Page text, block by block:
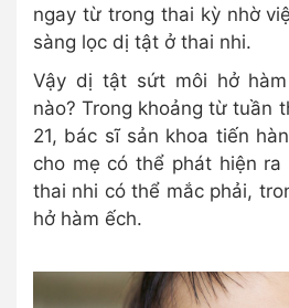
ngay từ trong thai kỳ nhờ
sàng lọc dị tật ở thai nhi.
Vậy dị tật sứt môi hở
nào? Trong khoảng từ tuần
21, bác sĩ sản khoa tiến
cho mẹ có thể phát hiện
thai nhi có thể mắc phải,
hở hàm ếch.